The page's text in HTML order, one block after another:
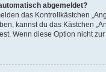
abgemeldet?
das Kontrollkästchen
kannst du das Kästchen
Wenn diese Option nicht